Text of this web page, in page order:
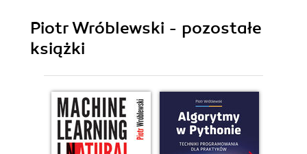
Piotr Wróblewski - pozostałe
książki